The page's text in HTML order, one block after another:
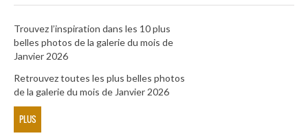
Trouvez l’inspiration dans les 10 plus
belles photos de la galerie du mois de
Janvier 2026
Retrouvez toutes les plus belles photos
de la galerie du mois de Janvier 2026
PLUS